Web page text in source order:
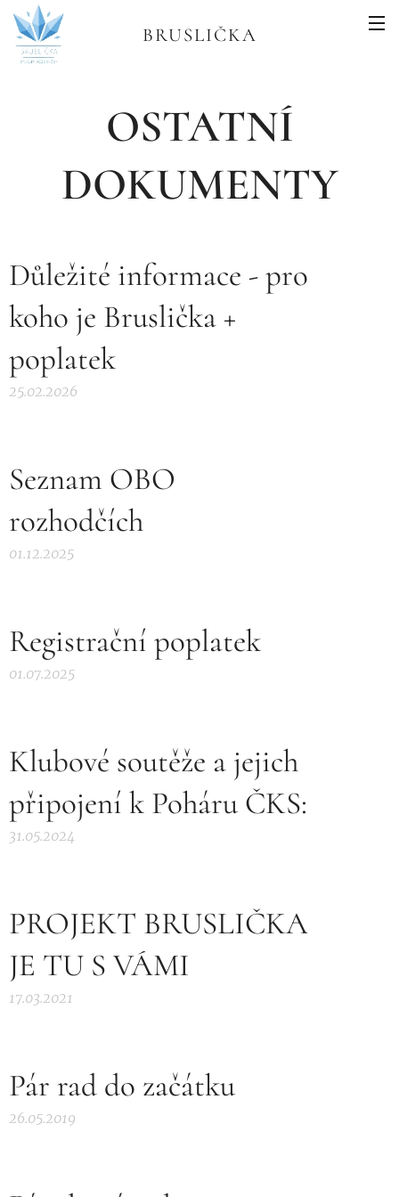
BRUSLIČKA
OSTATNÍ
DOKUMENTY
Důležité informace - pro
koho je Bruslička +
poplatek
25.02.2026
Seznam OBO
rozhodčích
01.12.2025
Registrační poplatek
01.07.2025
Klubové soutěže a jejich
připojení k Poháru ČKS:
31.05.2024
PROJEKT BRUSLIČKA
JE TU S VÁMI
17.03.2021
Pár rad do začátku
26.05.2019